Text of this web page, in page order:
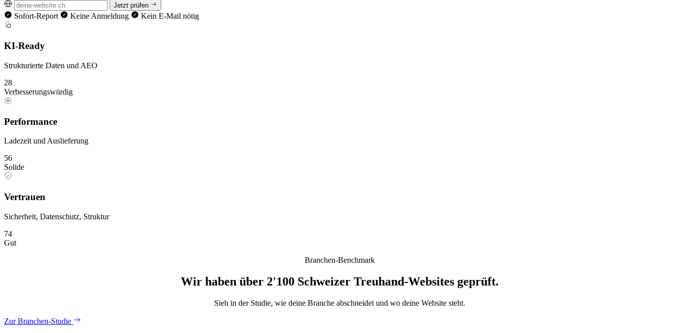
Jetzt prüfen
Sofort-Report Keine Anmeldung Kein E-Mail nötig
KI-Ready
Strukturierte Daten und AEO
28
Verbesserungswürdig
Performance
Ladezeit und Auslieferung
56
Solide
Vertrauen
Sicherheit, Datenschutz, Struktur
74
Gut
Branchen-Benchmark
Wir haben über 2'100 Schweizer Treuhand-Websites geprüft.
Sieh in der Studie, wie deine Branche abschneidet und wo deine Website steht.
Zur Branchen-Studie